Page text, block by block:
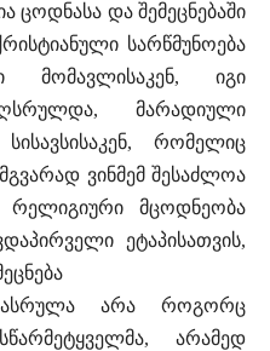
ცოდნასა და შემეცნებაში
სარწმუნოება
იგი
მარადიული
რომელიც
ვინმემ შესაძლოა
მცოდნეობა
ეტაპისათვის,
არა როგორც
არამედ